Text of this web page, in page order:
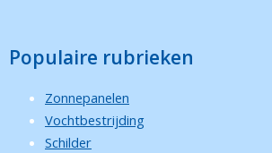
Populaire rubrieken
Zonnepanelen
Vochtbestrijding
Schilder